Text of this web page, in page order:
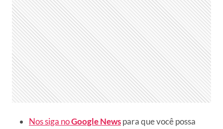
Nos siga noGoogle Newspara que você possa